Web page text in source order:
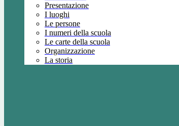
Presentazione
I luoghi
Le persone
I numeri della scuola
Le carte della scuola
Organizzazione
La storia